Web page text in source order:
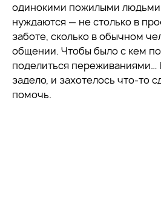
одинокими пожилыми
нуждаются — не столько в
заботе, сколько в обычном
общении. Чтобы было с кем
поделиться переживаниями…
задело, и захотелось что-то
помочь.